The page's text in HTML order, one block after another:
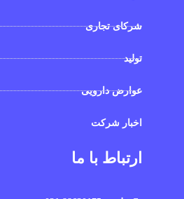
شرکای تجاری
تولید
عوارض دارویی
اخبار شرکت
ارتباط با ما